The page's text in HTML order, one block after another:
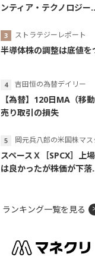
ンティア・テクノロジー
ストラテジーレポート
半導体株の調整は底値を
吉田恒の為替デイリー
【為替】120日MA（移
売り取引の損失
岡元兵八郎の米国株マ
スペースＸ［SPCX］上
は良かったが株価が下落
ランキング一覧を見る